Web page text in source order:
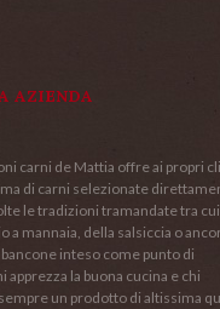
AZIENDA
carni de Mattia offre ai propri
di carni selezionate
le tradizioni tramandate tra cui
a mannaia, della salsiccia o
inteso come punto di
apprezza la buona cucina e chi
un prodotto di altissima